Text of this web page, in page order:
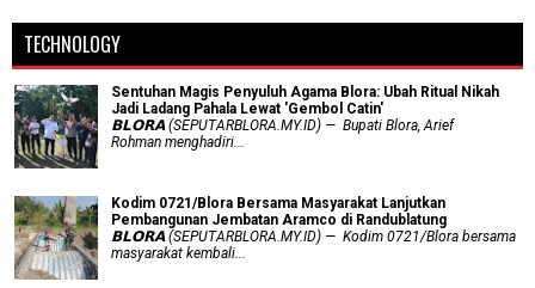
TECHNOLOGY
Sentuhan Magis Penyuluh Agama Blora: Ubah Ritual Nikah
Jadi Ladang Pahala Lewat 'Gembol Catin'
𝗕𝗟𝗢𝗥𝗔 (SEPUTARBLORA.MY.ID) — Bupati Blora, Arief
Rohman menghadiri...
Kodim 0721/Blora Bersama Masyarakat Lanjutkan
Pembangunan Jembatan Aramco di Randublatung
𝗕𝗟𝗢𝗥𝗔 (SEPUTARBLORA.MY.ID) — Kodim 0721/Blora bersama
masyarakat kembali...